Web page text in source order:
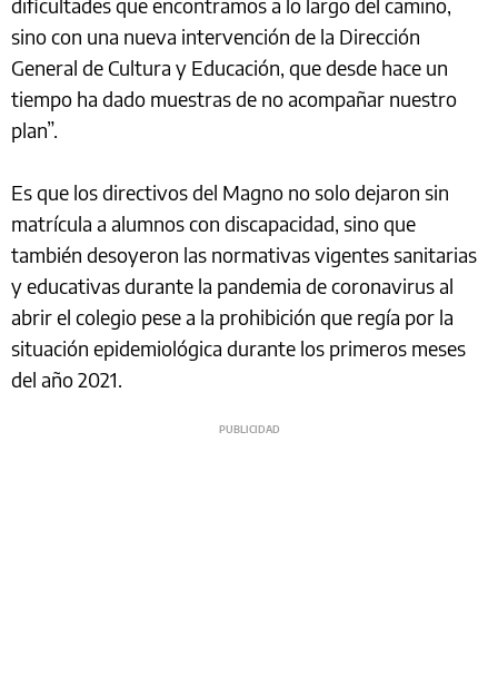
dificultades que encontramos a lo largo del camino,
sino con una nueva intervención de la Dirección
General de Cultura y Educación, que desde hace un
tiempo ha dado muestras de no acompañar nuestro
plan”.
Es que los directivos del Magno no solo dejaron sin
matrícula a alumnos con discapacidad, sino que
también desoyeron las normativas vigentes sanitarias
y educativas durante la pandemia de coronavirus al
abrir el colegio pese a la prohibición que regía por la
situación epidemiológica durante los primeros meses
del año 2021.